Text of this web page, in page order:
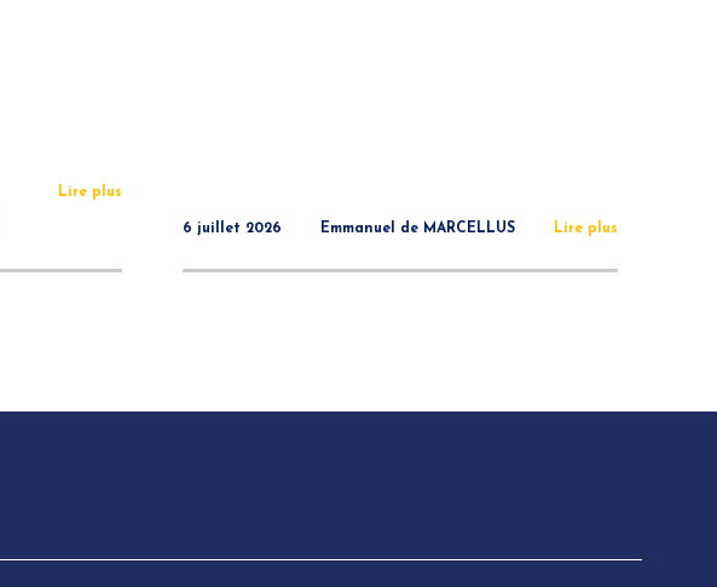
Lire plus
6 juillet 2026 Emmanuel de MARCELLUS Lire plus